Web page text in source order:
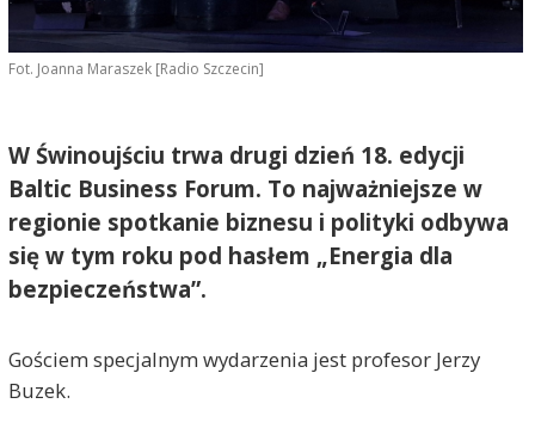
Fot. Joanna Maraszek [Radio Szczecin]
W Świnoujściu trwa drugi dzień 18. edycji
Baltic Business Forum. To najważniejsze w
regionie spotkanie biznesu i polityki odbywa
się w tym roku pod hasłem „Energia dla
bezpieczeństwa”.
Gościem specjalnym wydarzenia jest profesor Jerzy
Buzek.